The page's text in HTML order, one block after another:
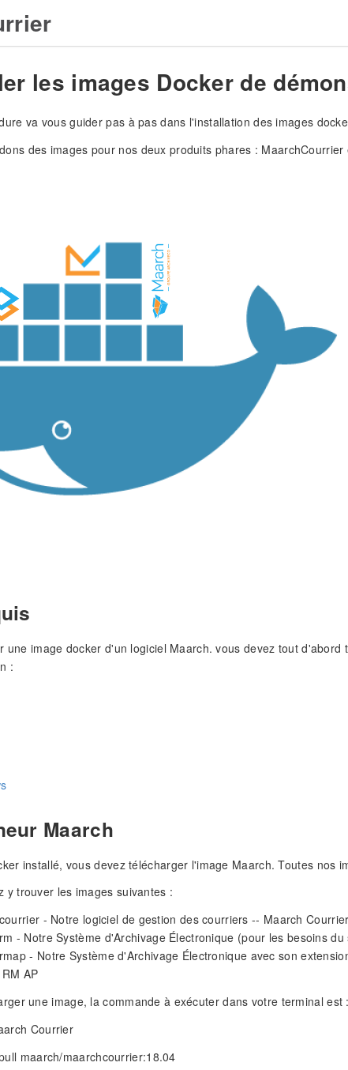
les images Docker de
va vous guider pas à pas dans l'installation des images
des images pour nos deux produits phares : MaarchCourrier
une image docker d'un logiciel Maarch. vous devez tout
:
Maarch
installé, vous devez télécharger l'image Maarch. Toutes nos
y trouver les images suivantes :
- Notre logiciel de gestion des courriers -- Maarch Courrier
- Notre Système d'Archivage Électronique (pour les besoins
- Notre Système d'Archivage Électronique avec son
AP
une image, la commande à exécuter dans votre terminal est :
Courrier
maarch/maarchcourrier:18.04